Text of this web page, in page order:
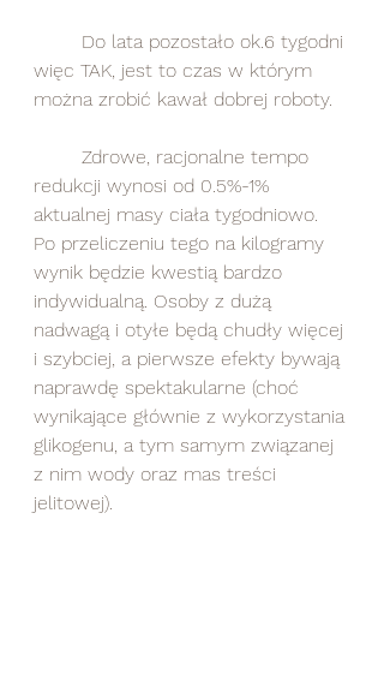
więc TAK, jest to czas w którym
można zrobić kawał dobrej roboty.
redukcji wynosi od 0.5%-1%
aktualnej masy ciała tygodniowo.
Po przeliczeniu tego na kilogramy
wynik będzie kwestią bardzo
indywidualną. Osoby z dużą
nadwagą i otyłe będą chudły więcej
i szybciej, a pierwsze efekty bywają
naprawdę spektakularne (choć
wynikające głównie z wykorzystania
glikogenu, a tym samym związanej
z nim wody oraz mas treści
jelitowej).